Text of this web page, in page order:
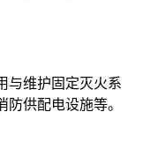
与维护固定灭火系
供配电设施等。